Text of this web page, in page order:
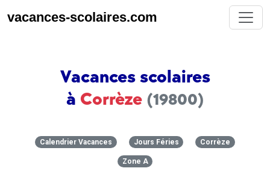
vacances-scolaires.com
Vacances scolaires
à Corrèze (19800)
Calendrier Vacances Jours Féries Corrèze
Zone A